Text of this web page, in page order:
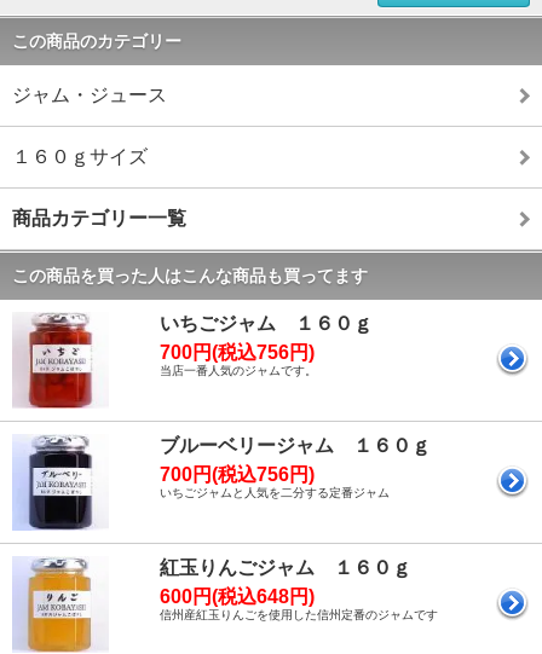
この商品のカテゴリー
ジャム・ジュース
１６０ｇサイズ
商品カテゴリー一覧
この商品を買った人はこんな商品も買ってます
いちごジャム １６０ｇ
700円(税込756円)
当店一番人気のジャムです。
ブルーベリージャム １６０ｇ
700円(税込756円)
いちごジャムと人気を二分する定番ジャム
紅玉りんごジャム １６０ｇ
600円(税込648円)
信州産紅玉りんごを使用した信州定番のジャムです